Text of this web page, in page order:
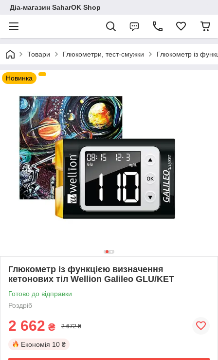
Діа-магазин SaharOK Shop
Товари Глюкометри, тест-смужки Глюкометр із
Новинка
Глюкометр із функцією визначення
кетонових тіл Wellion Galileo GLU/KET
Готово до відправки
Роздріб
2 662 ₴ 2 672 ₴
Економія 10 ₴